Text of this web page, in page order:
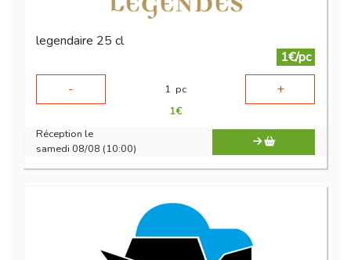
legendaire 25 cl
1€/pc
-
1 pc +
1€
Réception le
samedi 08/08 (10:00)